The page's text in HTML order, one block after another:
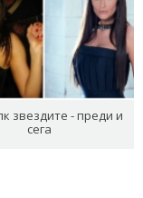
звездите - преди и
сега